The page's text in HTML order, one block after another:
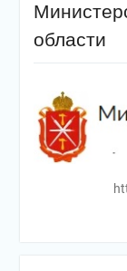
области